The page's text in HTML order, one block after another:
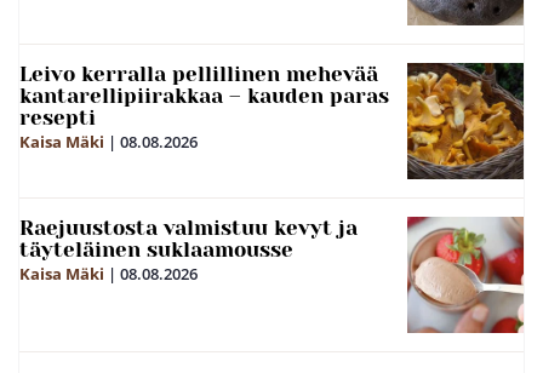
Leivo kerralla pellillinen mehevää
kantarellipiirakkaa – kauden paras
resepti
Kaisa Mäki | 08.08.2026
Raejuustosta valmistuu kevyt ja
täyteläinen suklaamousse
Kaisa Mäki | 08.08.2026